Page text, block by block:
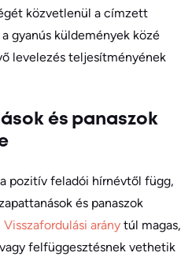
közvetlenül a címzett
gyanús küldemények közé
levelezés teljesítményének
és panaszok
pozitív feladói hírnévtől függ,
és panaszok
Visszafordulási arány túl magas,
felfüggesztésnek vethetik